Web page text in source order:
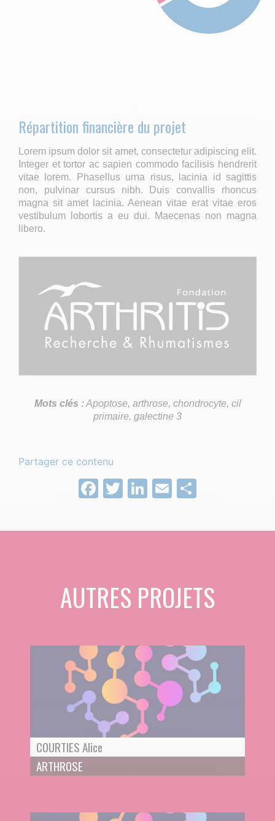
Répartition financière du projet
Lorem ipsum dolor sit amet, consectetur adipiscing elit.
Integer et tortor ac sapien commodo facilisis hendrerit
vitae lorem. Phasellus urna risus, lacinia id sagittis
non, pulvinar cursus nibh. Duis convallis rhoncus
magna sit amet lacinia. Aenean vitae erat vitae eros
vestibulum lobortis a eu dui. Maecenas non magna
libero.
Mots clés :Apoptose, arthrose, chondrocyte, cil
primaire, galectine 3
Partager ce contenu
Facebook
Twitter
LinkedIn
Email
AUTRES PROJETS
COURTIES Alice
ARTHROSE